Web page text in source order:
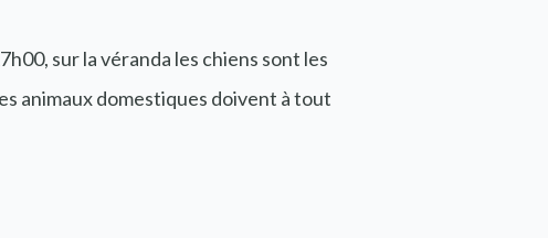
sur la véranda les chiens sont les
animaux domestiques doivent à tout